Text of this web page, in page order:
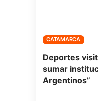
CATAMARCA
Deportes
sumar
Argentinos”